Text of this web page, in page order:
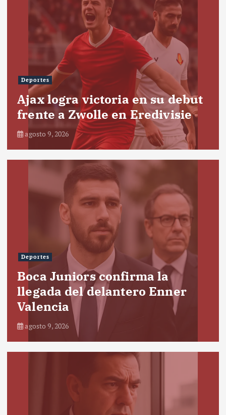
Deportes
Ajax logra victoria en su debut
frente a Zwolle en Eredivisie
agosto 9, 2026
Deportes
Boca Juniors confirma la
llegada del delantero Enner
Valencia
agosto 9, 2026